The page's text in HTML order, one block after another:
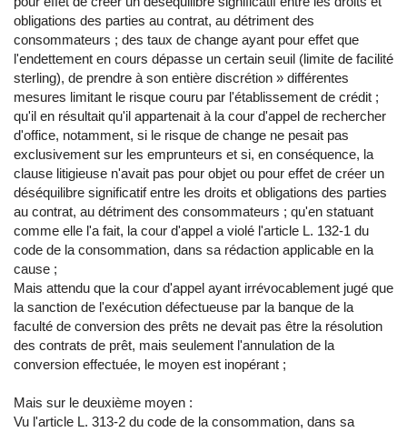
obligations des parties au contrat, au détriment des
consommateurs ; des taux de change ayant pour effet que
l'endettement en cours dépasse un certain seuil (limite de facilité
sterling), de prendre à son entière discrétion » différentes
mesures limitant le risque couru par l'établissement de crédit ;
qu'il en résultait qu'il appartenait à la cour d'appel de rechercher
d'office, notamment, si le risque de change ne pesait pas
exclusivement sur les emprunteurs et si, en conséquence, la
clause litigieuse n'avait pas pour objet ou pour effet de créer un
déséquilibre significatif entre les droits et obligations des parties
au contrat, au détriment des consommateurs ; qu'en statuant
comme elle l'a fait, la cour d'appel a violé l'article L. 132-1 du
code de la consommation, dans sa rédaction applicable en la
cause ;
Mais attendu que la cour d'appel ayant irrévocablement jugé que
la sanction de l'exécution défectueuse par la banque de la
faculté de conversion des prêts ne devait pas être la résolution
des contrats de prêt, mais seulement l'annulation de la
conversion effectuée, le moyen est inopérant ;
Mais sur le deuxième moyen :
Vu l'article L. 313-2 du code de la consommation, dans sa